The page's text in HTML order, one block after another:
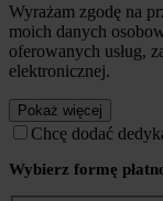
Wyrażam zgodę na
moich danych
oferowanych usług,
elektronicznej.
Pokaż więcej
Chcę dodać
Wybierz formę